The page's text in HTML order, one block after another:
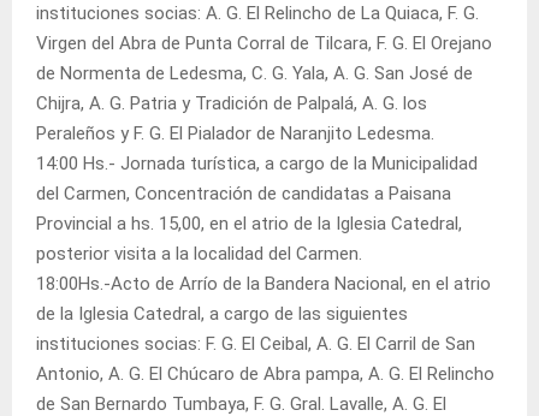
instituciones socias: A. G. El Relincho de La Quiaca, F. G.
Virgen del Abra de Punta Corral de Tilcara, F. G. El Orejano
de Normenta de Ledesma, C. G. Yala, A. G. San José de
Chijra, A. G. Patria y Tradición de Palpalá, A. G. los
Peraleños y F. G. El Pialador de Naranjito Ledesma.
14:00 Hs.- Jornada turística, a cargo de la Municipalidad
del Carmen, Concentración de candidatas a Paisana
Provincial a hs. 15,00, en el atrio de la Iglesia Catedral,
posterior visita a la localidad del Carmen.
18:00Hs.-Acto de Arrío de la Bandera Nacional, en el atrio
de la Iglesia Catedral, a cargo de las siguientes
instituciones socias: F. G. El Ceibal, A. G. El Carril de San
Antonio, A. G. El Chúcaro de Abra pampa, A. G. El Relincho
de San Bernardo Tumbaya, F. G. Gral. Lavalle, A. G. El